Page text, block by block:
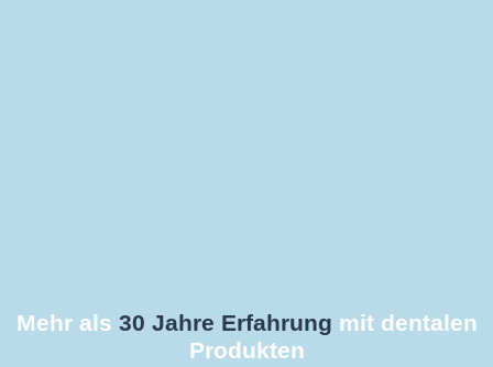
Mehr als 30 Jahre Erfahrung mit dentalen
Produkten